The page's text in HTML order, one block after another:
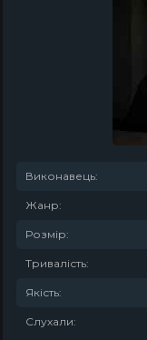
Виконавець:
Жанр:
Розмір:
Тривалість:
Якість:
Слухали: